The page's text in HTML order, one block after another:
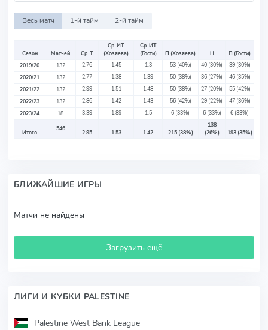
Весь матч 1-й тайм 2-й тайм
Сезон Матчей Ср. Т
Ср. ИТ
(Хозяева)
Ср. ИТ
(Гости)
П (Хозяева) Н
П (Гости)
2019/20
132 2.76 1.45 1.3 53 (40%) 40 (30%) 39 (30%)
2020/21
132 2.77 1.38 1.39 50 (38%) 36 (27%) 46 (35%)
2021/22
132 2.99 1.51 1.48 50 (38%) 27 (20%) 55 (42%)
2022/23
132 2.86 1.42 1.43 56 (42%) 29 (22%) 47 (36%)
2023/24
18 3.39 1.89 1.5 6 (33%) 6 (33%) 6 (33%)
Итого
546
2.95 1.53 1.42 215 (38%)
138
(26%)
193 (35%)
БЛИЖАЙШИЕ ИГРЫ
Матчи не найдены
Загрузить ещё
ЛИГИ И КУБКИ PALESTINE
Palestine West Bank League